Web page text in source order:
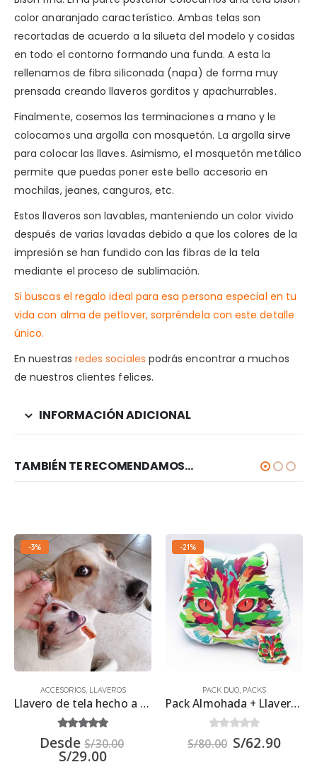
color anaranjado característico. Ambas telas son
recortadas de acuerdo a la silueta del modelo y cosidas
en todo el contorno formando una funda. A esta la
rellenamos de fibra siliconada (napa) de forma muy
prensada creando llaveros gorditos y apachurrables.
Finalmente, cosemos las terminaciones a mano y le
colocamos una argolla con mosquetón. La argolla sirve
para colocar las llaves. Asimismo, el mosquetón metálico
permite que puedas poner este bello accesorio en
mochilas, jeanes, canguros, etc.
Estos llaveros son lavables, manteniendo un color vivido
después de varias lavadas debido a que los colores de la
impresión se han fundido con las fibras de la tela
mediante el proceso de sublimación.
Si buscas el regalo ideal para esa persona especial en tu
vida con alma de petlover, sorpréndela con este detalle
único.
En nuestras redes sociales podrás encontrar a muchos
de nuestros clientes felices.
INFORMACIÓN ADICIONAL
TAMBIÉN TE RECOMENDAMOS…
-3%
ACCESORIOS, LLAVEROS
Llavero de tela hecho a mano personalizado con Foto
out of 5
Desde S/30.00
S/29.00
-21%
PACK DUO, PACKS
Pack Almohada + Llavero de tela – Gato Arcoiris
out of 5
S/80.00 S/62.90